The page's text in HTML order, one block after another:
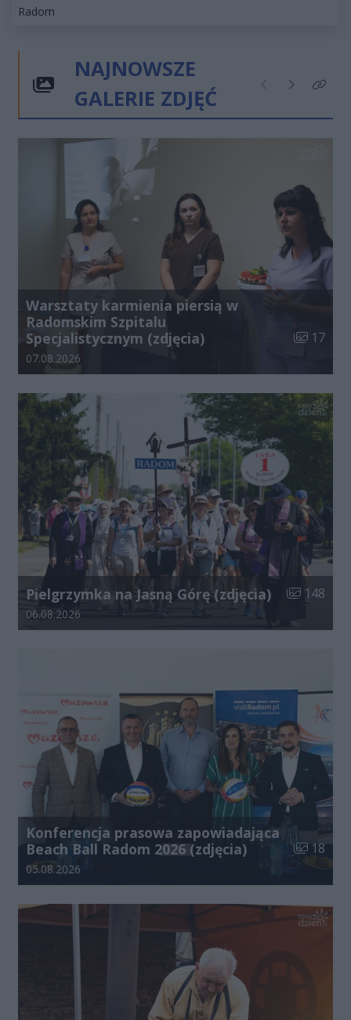
Kategorie artykułu:
Radom
NAJNOWSZE
GALERIE ZDJĘĆ
Poprzednie
NastępneKliknij
Warsztaty karmienia piersią w
Radomskim Szpitalu
Specjalistycznym (zdjęcia)
Liczba
17
Data dodania galerii:
07.08.2026
Pielgrzymka na Jasną Górę (zdjęcia) Liczba
148
Data dodania galerii:
06.08.2026
Konferencja prasowa zapowiadająca
Beach Ball Radom 2026 (zdjęcia)
Liczba
18
Data dodania galerii:
05.08.2026